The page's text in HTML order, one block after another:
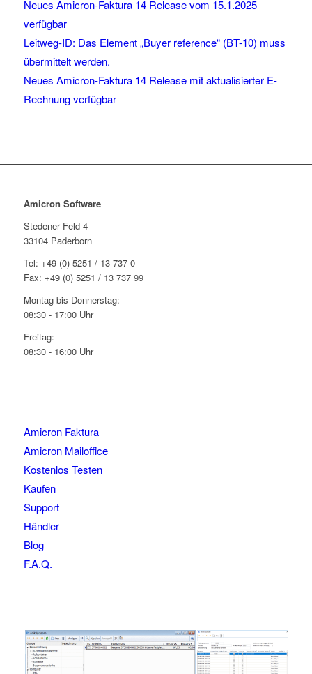
Neues Amicron-Faktura 14 Release vom 15.1.2025
verfügbar
Leitweg-ID: Das Element „Buyer reference“ (BT-10) muss
übermittelt werden.
Neues Amicron-Faktura 14 Release mit aktualisierter E-
Rechnung verfügbar
Amicron Software
Stedener Feld 4
33104 Paderborn
Tel: +49 (0) 5251 / 13 737 0
Fax: +49 (0) 5251 / 13 737 99
Montag bis Donnerstag:
08:30 - 17:00 Uhr
Freitag:
08:30 - 16:00 Uhr
Amicron Faktura
Amicron Mailoffice
Kostenlos Testen
Kaufen
Support
Händler
Blog
F.A.Q.